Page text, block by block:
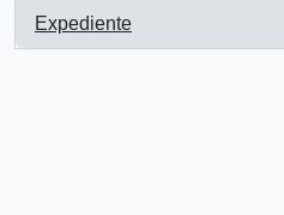
Expediente
, 1 resultados